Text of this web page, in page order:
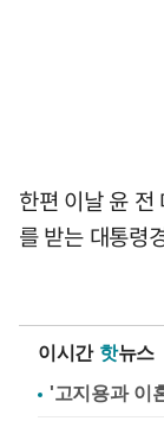
한편 이날 윤 전
를 받는 대통령
이시간 핫뉴스
'고지용과 이